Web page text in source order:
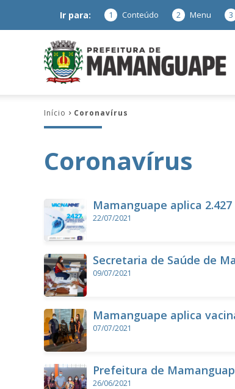
Ir para: 1 Conteúdo 2 Menu 3
–
PB
Início Coronavírus
Coronavírus
Mamanguape aplica
22/07/2021
Secretaria de Saúde de
09/07/2021
Mamanguape aplica
07/07/2021
Prefeitura de
26/06/2021